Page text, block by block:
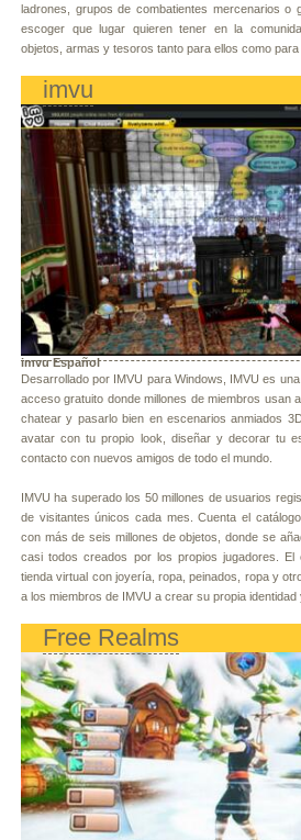
ladrones, grupos de combatientes mercenarios o
escoger que lugar quieren tener en la
objetos, armas y tesoros tanto para ellos como para
imvu
imvu Español
Desarrollado por IMVU para Windows, IMVU es
acceso gratuito donde millones de miembros usan
chatear y pasarlo bien en escenarios anmiados
avatar con tu propio look, diseñar y decorar tu
contacto con nuevos amigos de todo el mundo.
IMVU ha superado los 50 millones de usuarios
de visitantes únicos cada mes. Cuenta el
con más de seis millones de objetos, donde se
casi todos creados por los propios jugadores. El
tienda virtual con joyería, ropa, peinados, ropa y
a los miembros de IMVU a crear su propia identidad
Free Realms